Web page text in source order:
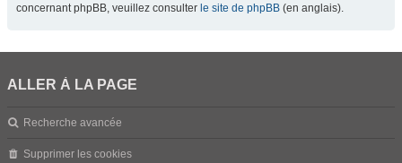
concernant phpBB, veuillez consulter le site de phpBB (en anglais).
ALLER À LA PAGE
Recherche avancée
Supprimer les cookies